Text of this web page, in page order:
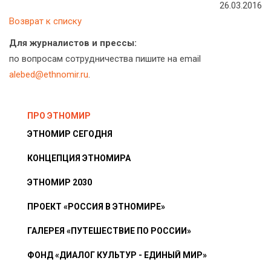
26.03.2016
Возврат к списку
Для журналистов и прессы:
по вопросам сотрудничества пишите на email
alebed@ethnomir.ru.
ПРО ЭТНОМИР
ЭТНОМИР СЕГОДНЯ
КОНЦЕПЦИЯ ЭТНОМИРА
ЭТНОМИР 2030
ПРОЕКТ «РОССИЯ В ЭТНОМИРЕ»
ГАЛЕРЕЯ «ПУТЕШЕСТВИЕ ПО РОССИИ»
ФОНД «ДИАЛОГ КУЛЬТУР - ЕДИНЫЙ МИР»